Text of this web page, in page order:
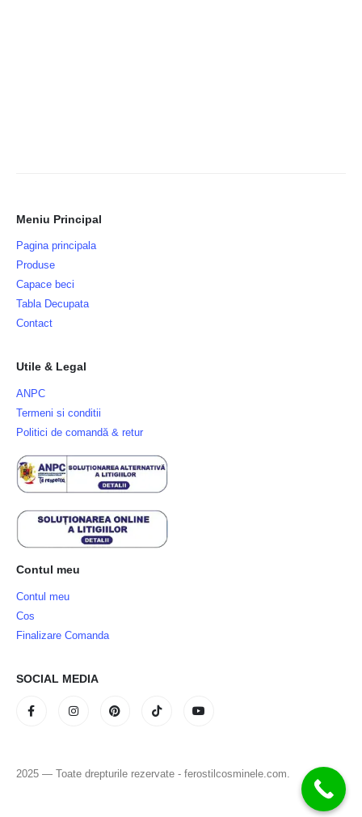
Meniu Principal
Pagina principala
Produse
Capace beci
Tabla Decupata
Contact
Utile & Legal
ANPC
Termeni si conditii
Politici de comandă & retur
Contul meu
Contul meu
Cos
Finalizare Comanda
SOCIAL MEDIA
2025 — Toate drepturile rezervate - ferostilcosminele.com.